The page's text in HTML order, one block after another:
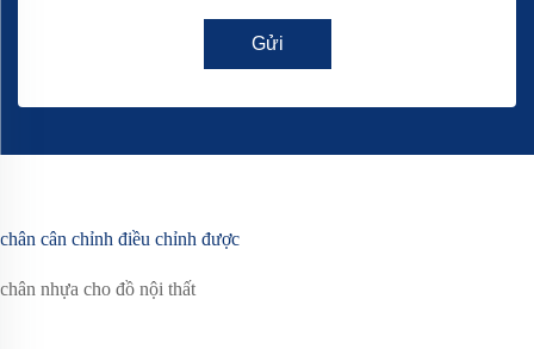
Gửi
chân cân chỉnh điều chỉnh được
chân nhựa cho đồ nội thất